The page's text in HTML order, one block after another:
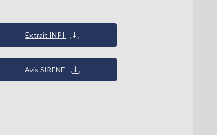
Extrait INPI
Avis SIRENE